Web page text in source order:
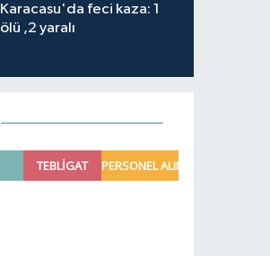
Karacasu'da feci kaza: 1
ölü ,2 yaralı